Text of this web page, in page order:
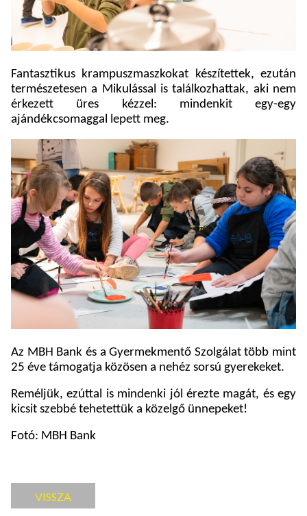
Fantasztikus krampuszmaszkokat készítettek, ezután
természetesen a Mikulással is találkozhattak, aki nem
érkezett üres kézzel: mindenkit egy-egy
ajándékcsomaggal lepett meg.
Az MBH Bank és a Gyermekmentő Szolgálat több mint
25 éve támogatja közösen a nehéz sorsú gyerekeket.
Reméljük, ezúttal is mindenki jól érezte magát, és egy
kicsit szebbé tehetettük a közelgő ünnepeket!
Fotó: MBH Bank
VISSZA